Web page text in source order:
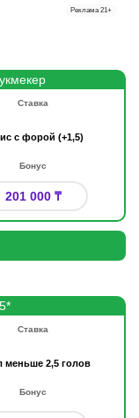
Реклама 21+
Ставка
с форой (+1,5)
Бонус
201 000 ₸
Ставка
меньше 2,5 голов
Бонус